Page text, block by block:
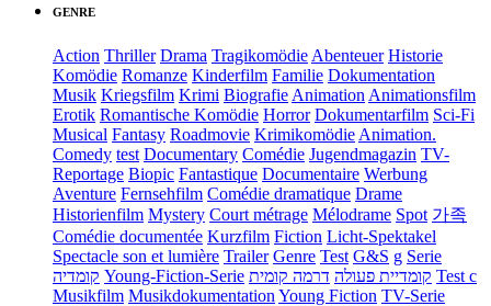
GENRE
Action Thriller Drama Tragikomödie Abenteuer Historie
Komödie Romanze Kinderfilm Familie Dokumentation
Musik Kriegsfilm Krimi Biografie Animation Animationsfilm
Erotik Romantische Komödie Horror Dokumentarfilm Sci-Fi
Musical Fantasy Roadmovie Krimikomödie Animation.
Comedy test Documentary Comédie Jugendmagazin TV-
Reportage Biopic Fantastique Documentaire Werbung
Aventure Fernsehfilm Comédie dramatique Drame
Historienfilm Mystery Court métrage Mélodrame Spot 가족
Comédie documentée Kurzfilm Fiction Licht-Spektakel
Spectacle son et lumière Trailer Genre Test G&S g Serie
קומדיה Young-Fiction-Serie קומדיית פעולה דרמה קומית
Test c
Musikfilm Musikdokumentation Young Fiction TV-Serie